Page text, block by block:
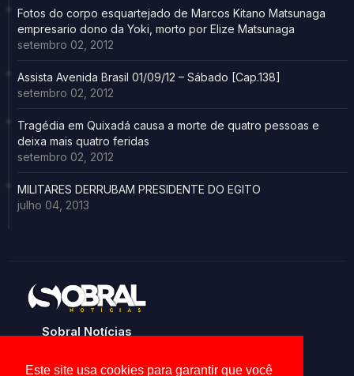
Este site usa cookies para garantir que você
Fotos do corpo esquartejado de Marcos Kitano Matsunaga
empresario dono da Yoki, morto por Elize Matsunaga
setembro 02, 2012
Assista Avenida Brasil 01/09/12 – Sábado [Cap.138]
setembro 02, 2012
Tragédia em Quixadá causa a morte de quatro pessoas e
deixa mais quatro feridas
setembro 02, 2012
MILITARES DERRUBAM PRESIDENTE DO EGITO
julho 04, 2013
Sobral Notícias